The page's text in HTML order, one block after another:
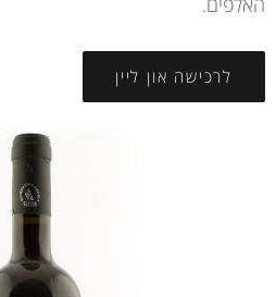
לרכישה און ליין